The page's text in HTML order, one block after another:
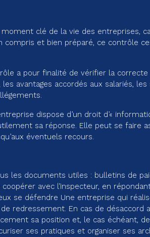
clé de la vie des entreprises,
compris et bien préparé, ce contrôle
a pour finalité de vérifier la
les avantages accordés aux salariés,
dispose d’un droit d’«
sa réponse. Elle peut se faire
éventuels recours.
les documents utiles : bulletins de
avec l’inspecteur, en
se défendre Une entreprise qui
redressement. En cas de désaccord
sa position et, le cas échéant,
ses pratiques et organiser ses